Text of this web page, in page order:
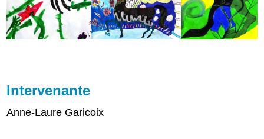
Intervenante
Anne-Laure Garicoix